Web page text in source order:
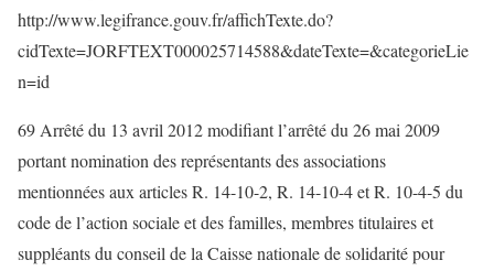
http://www.legifrance.gouv.fr/affichTexte.do?
cidTexte=JORFTEXT000025714588&dateTexte=&categorieLie
n=id
69 Arrêté du 13 avril 2012 modifiant l’arrêté du 26 mai 2009
portant nomination des représentants des associations
mentionnées aux articles R. 14-10-2, R. 14-10-4 et R. 10-4-5 du
code de l’action sociale et des familles, membres titulaires et
suppléants du conseil de la Caisse nationale de solidarité pour